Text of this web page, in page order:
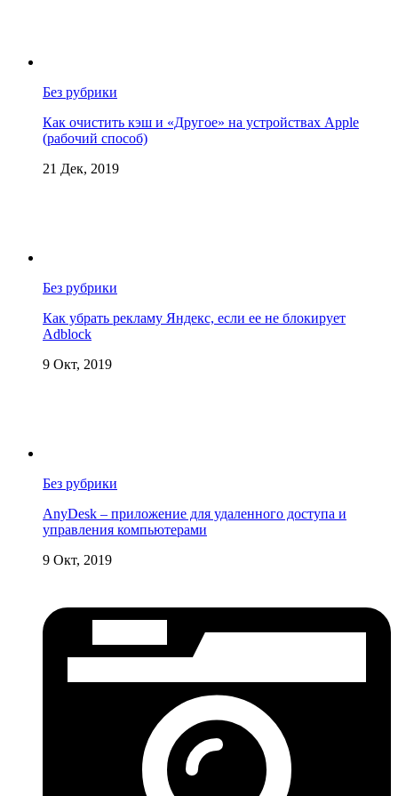
Без рубрики
Как очистить кэш и «Другое» на устройствах Apple
(рабочий способ)
21 Дек, 2019
Без рубрики
Как убрать рекламу Яндекс, если ее не блокирует
Adblock
9 Окт, 2019
Без рубрики
AnyDesk – приложение для удаленного доступа и
управления компьютерами
9 Окт, 2019